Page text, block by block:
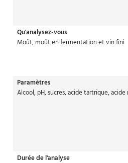
Qu'analysez-vous
Moût, moût en fermentation et vin fini
Paramètres
Alcool, pH, sucres, acide tartrique,
Durée de l'analyse